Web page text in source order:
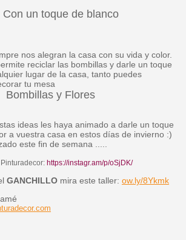
Con un toque de blanco
nos alegran la casa con su vida y color.
reciclar las bombillas y darle un toque
lugar de la casa, tanto puedes
tu mesa
Bombillas y Flores
ideas les haya animado a darle un toque
a vuestra casa en estos días de invierno :)
este fin de semana .....
https://instagr.am/p/oSjDK/
GANCHILLOmira este taller: ow.ly/8Ykmk